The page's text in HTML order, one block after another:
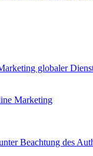
globaler
Marketing
Beachtung des